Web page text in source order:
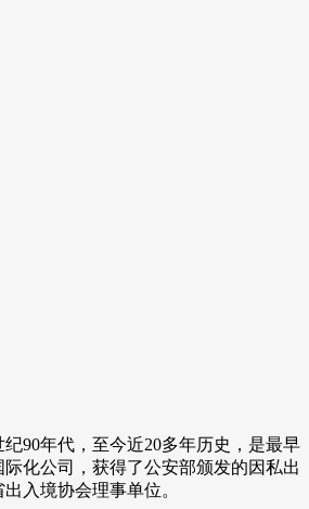
90年代，至今近20多年历史，是最早
化公司，获得了公安部颁发的因私出
入境协会理事单位。